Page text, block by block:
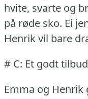
hvite, svarte og
på røde sko. Ei
Henrik vil bare
# C: Et godt
Emma og